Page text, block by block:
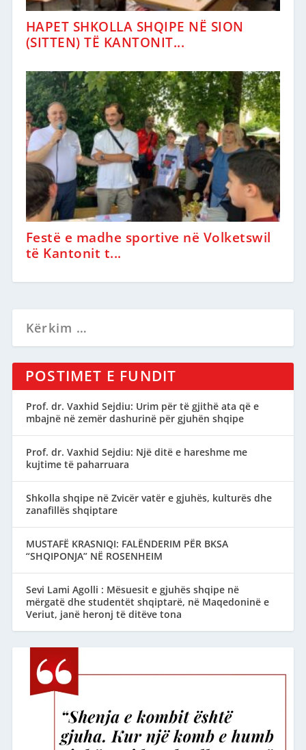
HAPET SHKOLLA SHQIPE NË SION
(SITTEN) TË KANTONIT...
Festë e madhe sportive në Volketswil
të Kantonit t...
POSTIMET E FUNDIT
Prof. dr. Vaxhid Sejdiu: Urim për të gjithë ata që e
mbajnë në zemër dashurinë për gjuhën shqipe
Prof. dr. Vaxhid Sejdiu: Një ditë e hareshme me
kujtime të paharruara
Shkolla shqipe në Zvicër vatër e gjuhës, kulturës dhe
zanafillës shqiptare
MUSTAFË KRASNIQI: FALËNDERIM PËR BKSA
“SHQIPONJA” NË ROSENHEIM
Sevi Lami Agolli : Mësuesit e gjuhës shqipe në
mërgatë dhe studentët shqiptarë, në Maqedoninë e
Veriut, janë heronj të ditëve tona